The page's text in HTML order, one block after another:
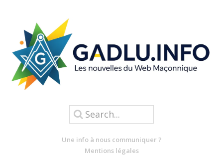
Une info à nous communiquer ?
Mentions légales